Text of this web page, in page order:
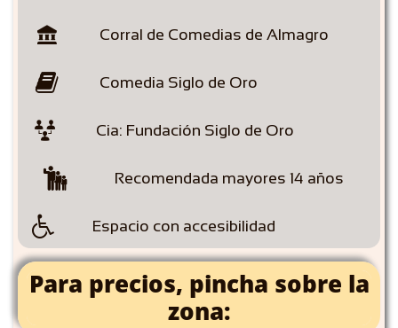
 Corral de Comedias de Almagro
 Comedia Siglo de Oro
 Cia: Fundación Siglo de Oro
 Recomendada mayores 14 años
 Espacio con accesibilidad
Para precios, pincha sobre la
zona: